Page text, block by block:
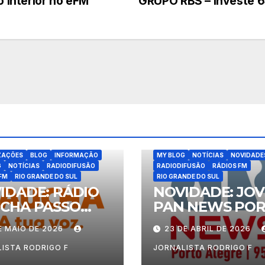
BLOG
INFORMAÇÃO
NOTÍCIAS
RADIODIFUSÃO
RIO GRANDE DO SUL
RÁDIO
PASSO
MAIO DE 2026
RODRIGO F
MY BLOG
NOTÍCIAS
RADIODIFUSÃO
RÁDIOS FM
RIO GRANDE DO SUL
NOVIDADE:
PAN NEWS
ALEGRE
23 DE ABRIL DE 2026
JORNALISTA RODRIGO F